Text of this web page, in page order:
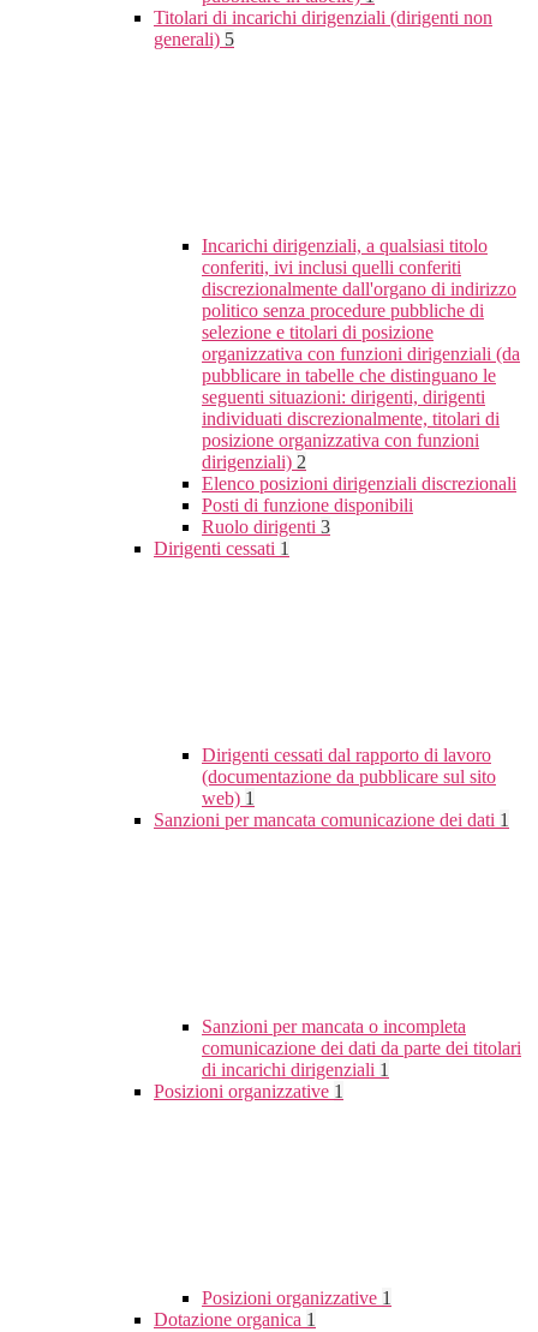
Titolari di incarichi dirigenziali (dirigenti non
generali) 5
Incarichi dirigenziali, a qualsiasi titolo
conferiti, ivi inclusi quelli conferiti
discrezionalmente dall'organo di indirizzo
politico senza procedure pubbliche di
selezione e titolari di posizione
organizzativa con funzioni dirigenziali (da
pubblicare in tabelle che distinguano le
seguenti situazioni: dirigenti, dirigenti
individuati discrezionalmente, titolari di
posizione organizzativa con funzioni
dirigenziali) 2
Elenco posizioni dirigenziali discrezionali
Posti di funzione disponibili
Ruolo dirigenti 3
Dirigenti cessati 1
Dirigenti cessati dal rapporto di lavoro
(documentazione da pubblicare sul sito
web) 1
Sanzioni per mancata comunicazione dei dati 1
Sanzioni per mancata o incompleta
comunicazione dei dati da parte dei titolari
di incarichi dirigenziali 1
Posizioni organizzative 1
Posizioni organizzative 1
Dotazione organica 1